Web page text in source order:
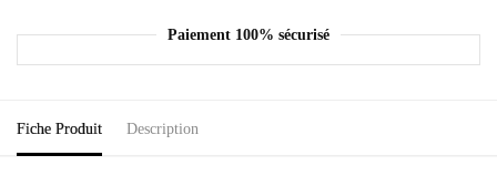
Paiement 100% sécurisé
Fiche Produit Description